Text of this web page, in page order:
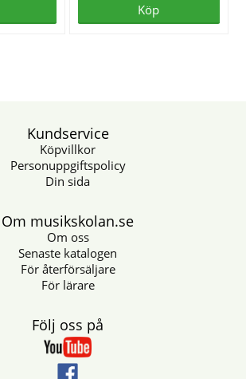
Köp
Kundservice
Köpvillkor
Personuppgiftspolicy
Din sida
Om musikskolan.se
Om oss
Senaste katalogen
För återförsäljare
För lärare
Följ oss på